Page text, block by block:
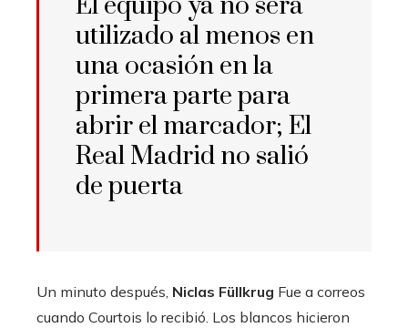
utilizado al menos en
una ocasión en la
primera parte para
abrir el marcador; El
Real Madrid no salió
de puerta
Un minuto después, Niclas Füllkrug Fue a correos
cuando Courtois lo recibió. Los blancos hicieron